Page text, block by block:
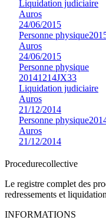
Liquidation judiciaire
Auros
24/06/2015
Personne physique
Auros
24/06/2015
Personne physique
20141214JX33
Liquidation judiciaire
Auros
21/12/2014
Personne physique
Auros
21/12/2014
Procedurecollective
Le registre complet des
redressements et
INFORMATIONS